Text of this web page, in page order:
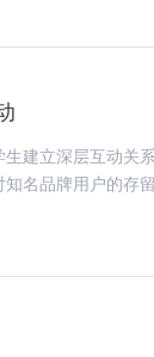
动关系。 用户运营便是
名品牌用户的存